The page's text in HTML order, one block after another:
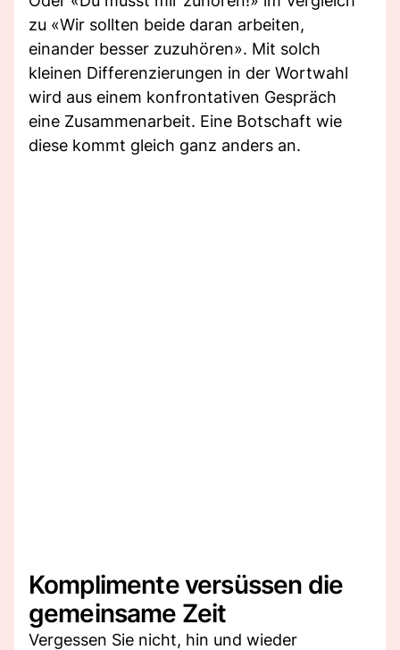
zu «Wir sollten beide daran arbeiten,
einander besser zuzuhören». Mit solch
kleinen Differenzierungen in der Wortwahl
wird aus einem konfrontativen Gespräch
eine Zusammenarbeit. Eine Botschaft wie
diese kommt gleich ganz anders an.
Komplimente versüssen die
gemeinsame Zeit
Vergessen Sie nicht, hin und wieder